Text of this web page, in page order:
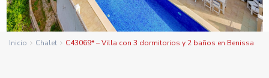
Inicio Chalet C43069* – Villa con 3 dormitorios y 2 baños en Benissa